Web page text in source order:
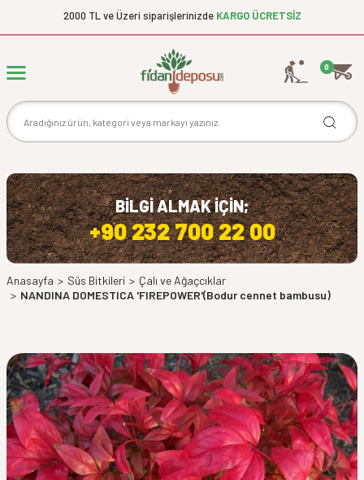
2000 TL ve Üzeri siparişlerinizde KARGO ÜCRETSİZ
0
BİLGİ ALMAK İÇİN;
+90 232 700 22 00
Anasayfa > Süs Bitkileri > Çalı ve Ağaçcıklar
> NANDINA DOMESTICA 'FIREPOWER'(Bodur cennet bambusu)